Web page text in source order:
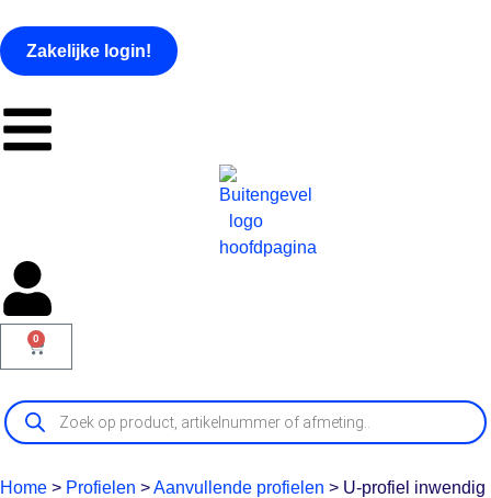
Zakelijke login!
0
Home > Profielen >Aanvullende profielen > U-profiel inwendig